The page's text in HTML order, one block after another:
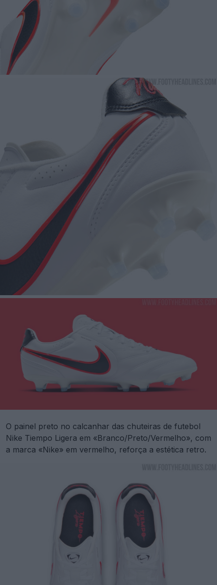
O painel preto no calcanhar das chuteiras de futebol
Nike Tiempo Ligera em «Branco/Preto/Vermelho», com
a marca «Nike» em vermelho, reforça a estética retro.